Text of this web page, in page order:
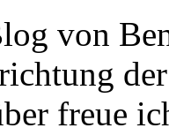
von
freue